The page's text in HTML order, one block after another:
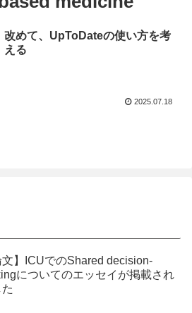
改めて、UpToDateの使い方を考
える
2025.07.18
文】ICUでのShared decision-
についてのエッセイが掲載され